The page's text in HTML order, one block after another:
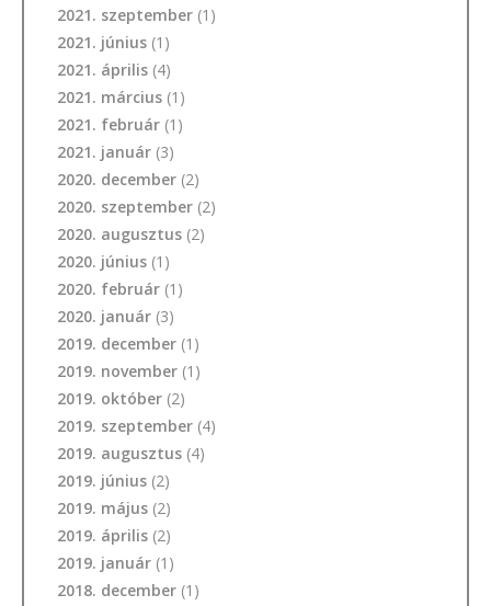
2021. szeptember (1)
2021. június (1)
2021. április (4)
2021. március (1)
2021. február (1)
2021. január (3)
2020. december (2)
2020. szeptember (2)
2020. augusztus (2)
2020. június (1)
2020. február (1)
2020. január (3)
2019. december (1)
2019. november (1)
2019. október (2)
2019. szeptember (4)
2019. augusztus (4)
2019. június (2)
2019. május (2)
2019. április (2)
2019. január (1)
2018. december (1)